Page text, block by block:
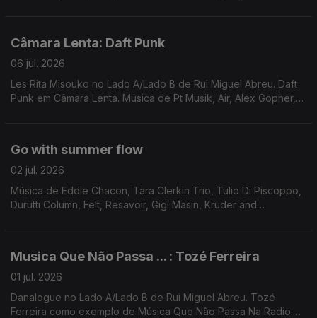
Câmara Lenta: Daft Punk
06 jul. 2026
Les Rita Misouko no Lado A/Lado B de Rui Miguel Abreu. Daft
Punk em Câmara Lenta. Música de Pt Musik, Air, Alex Gopher,
Go with summer flow
02 jul. 2026
Música de Eddie Chacon, Tara Clerkin Trio, Tulio Di Piscoppo,
Durutti Column, Felt, Resavoir, Gigi Masin, Kruder and
Musica Que Não Passa ... : Tozé Ferreira
01 jul. 2026
Danalogue no Lado A/Lado B de Rui Miguel Abreu. Tozé
Ferreira como exemplo de Música Que Não Passa Na Radio.